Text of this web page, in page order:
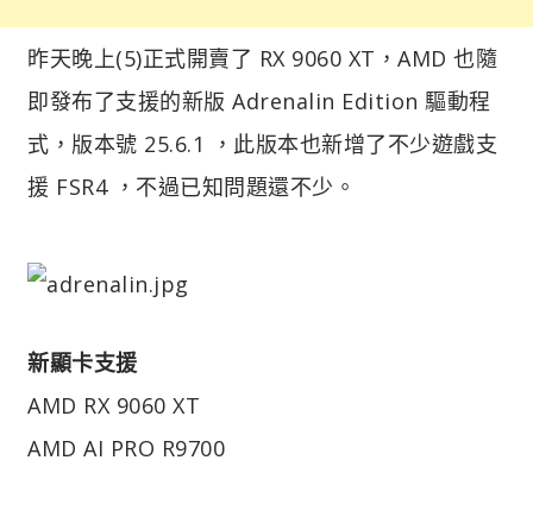
昨天晚上(5)正式開賣了 RX 9060 XT，AMD 也隨
即發布了支援的新版 Adrenalin Edition 驅動程
式，版本號 25.6.1 ，此版本也新增了不少遊戲支
援 FSR4 ，不過已知問題還不少。
新顯卡支援
AMD RX 9060 XT
AMD AI PRO R9700